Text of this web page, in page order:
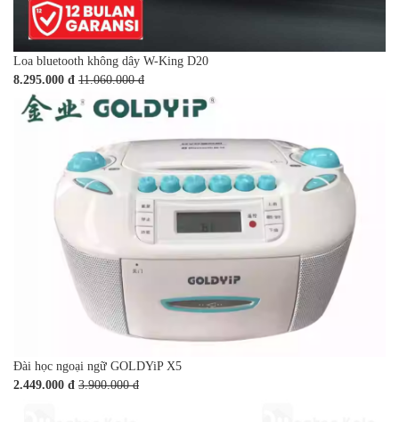
Loa bluetooth không dây W-King D20
8.295.000 đ 11.060.000 đ
Đài học ngoại ngữ GOLDYiP X5
2.449.000 đ 3.900.000 đ